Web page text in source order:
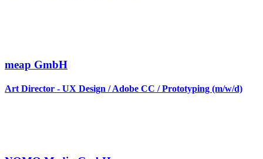
meap GmbH
Art Director - UX Design / Adobe CC / Prototyping (m/w/d)